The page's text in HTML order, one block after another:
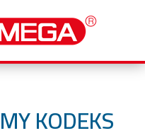
KODEKS